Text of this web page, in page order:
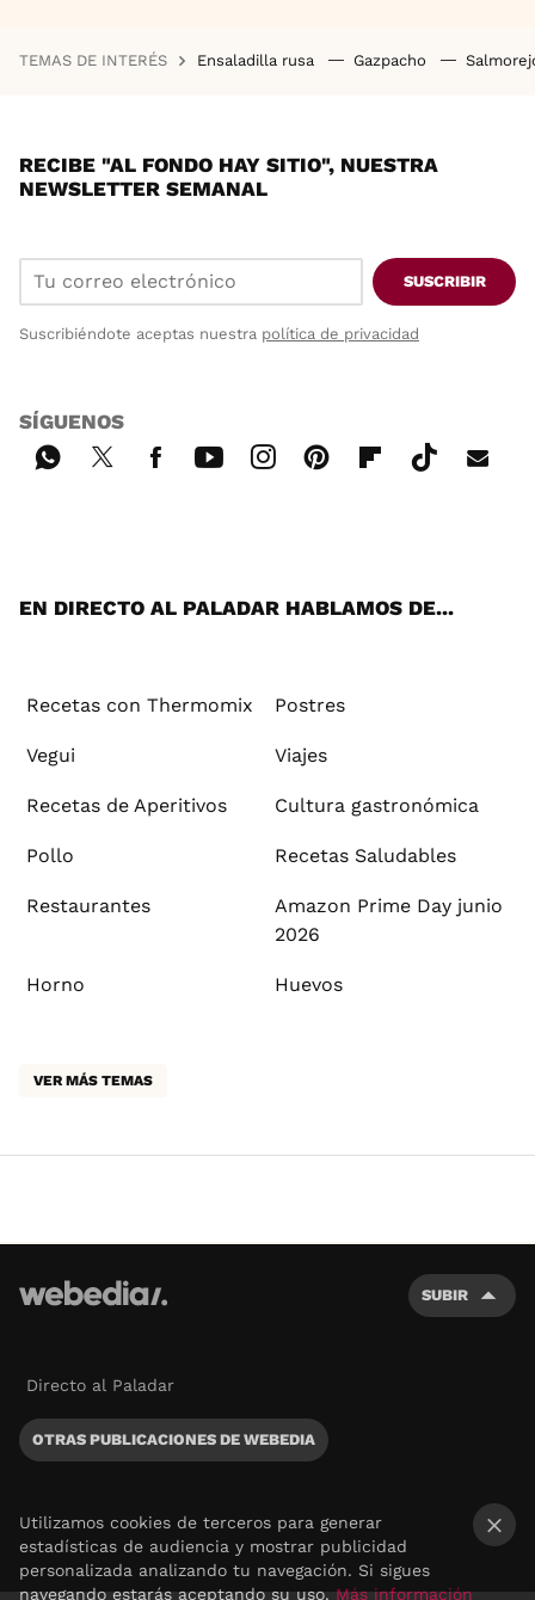
TEMAS DE INTERÉS Ensaladilla rusa Gazpacho
RECIBE "AL FONDO HAY SITIO", NUESTRA
NEWSLETTER SEMANAL
SUSCRIBIR
Suscribiéndote aceptas nuestra política de privacidad
SÍGUENOS
EN DIRECTO AL PALADAR HABLAMOS DE...
Recetas con Thermomix Postres
Vegui Viajes
Recetas de Aperitivos Cultura gastronómica
Pollo Recetas Saludables
Restaurantes
Amazon Prime Day junio
2026
Horno Huevos
VER MÁS TEMAS
SUBIR
Directo al Paladar
OTRAS PUBLICACIONES DE WEBEDIA
Utilizamos cookies de terceros para generar
estadísticas de audiencia y mostrar publicidad
personalizada analizando tu navegación. Si sigues
navegando estarás aceptando su uso.Más información